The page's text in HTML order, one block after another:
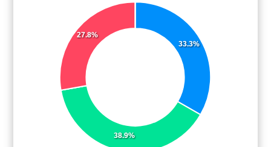
33.3%
38.9%
27.8%